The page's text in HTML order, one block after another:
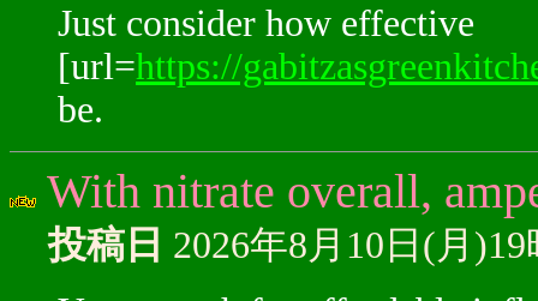
Just consider how effective
[url=https://
be.
With nitrate overall,
投稿日 2026年8月10日(月